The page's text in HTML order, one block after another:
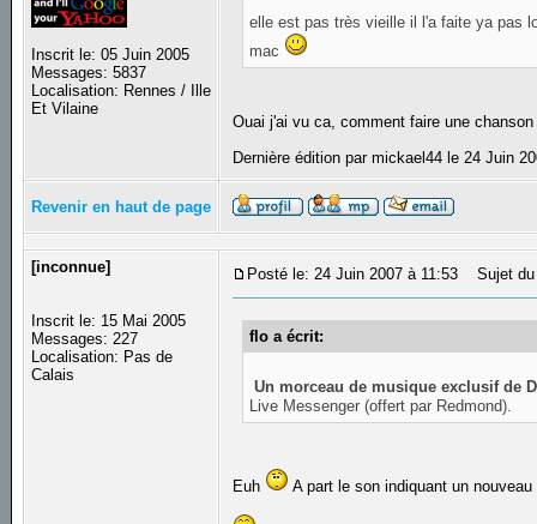
Inscrit le: 05 Juin 2005
Messages: 5837
Localisation: Rennes / Ille
Et Vilaine
elle est pas très vieille il l'a faite ya pas
mac
Ouai j'ai vu ca, comment faire une
Dernière édition par mickael44 le 24 Juin
Revenir en haut de page
[inconnue]
Inscrit le: 15 Mai 2005
Messages: 227
Localisation: Pas de
Calais
Posté le: 24 Juin 2007 à 11:53 Sujet du
flo a écrit:
Un morceau de musique exclusif de
Live Messenger (offert par Redmond).
Euh A part le son indiquant un